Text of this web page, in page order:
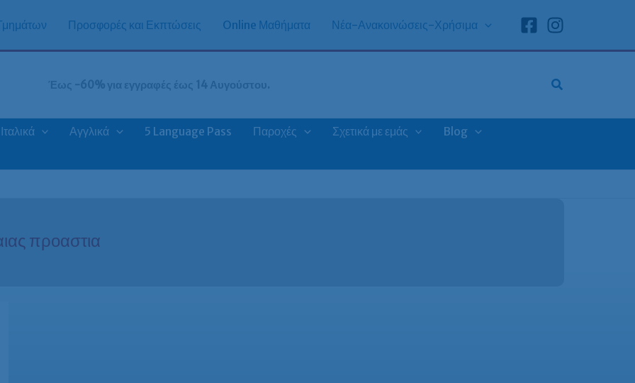
Προσφορές και Εκπτώσεις Online Μαθήματα Νέα-Ανακοινώσεις-Χρήσιμα
Έως -60% για εγγραφές έως 14 Αυγούστου.
Ιταλικά Αγγλικά 5 Language Pass Παροχές Σχετικά με εμάς
Blog
προαστια